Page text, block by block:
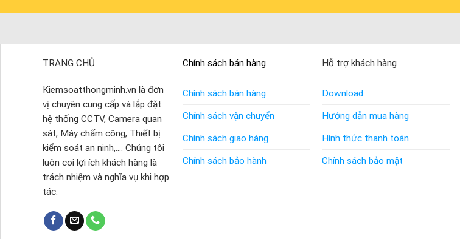
TRANG CHỦ
Kiemsoatthongminh.vn là đơn
vị chuyên cung cấp và lắp đặt
hệ thống CCTV, Camera quan
sát, Máy chấm công, Thiết bị
kiểm soát an ninh,.... Chúng tôi
luôn coi lợi ích khách hàng là
trách nhiệm và nghĩa vụ khi hợp
tác.
Chính sách bán hàng
Chính sách bán hàng
Chính sách vận chuyển
Chính sách giao hàng
Chính sách bảo hành
Hỗ trợ khách hàng
Download
Hướng dẫn mua hàng
Hình thức thanh toán
Chính sách bảo mật